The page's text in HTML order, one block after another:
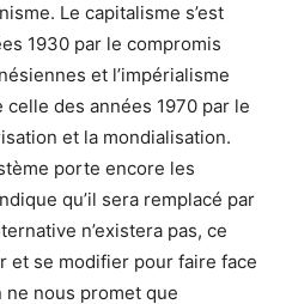
Le capitalisme s’est
1930 par le compromis
et l’impérialisme
celle des années 1970 par le
et la mondialisation.
porte encore les
qu’il sera remplacé par
n’existera pas, ce
et se modifier pour faire face
ne nous promet que